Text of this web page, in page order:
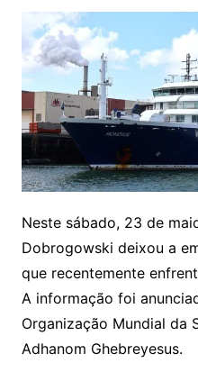
Neste sábado, 23 de
Dobrogowski deixou a
que recentemente
A informação foi
Organização Mundial da
Adhanom Ghebreyesus.